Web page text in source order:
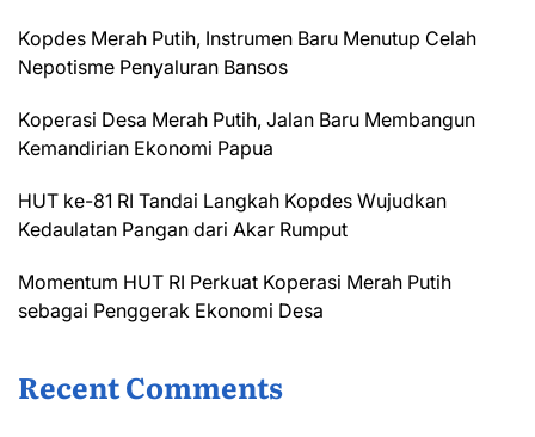
Kopdes Merah Putih, Instrumen Baru Menutup Celah
Nepotisme Penyaluran Bansos
Koperasi Desa Merah Putih, Jalan Baru Membangun
Kemandirian Ekonomi Papua
HUT ke-81 RI Tandai Langkah Kopdes Wujudkan
Kedaulatan Pangan dari Akar Rumput
Momentum HUT RI Perkuat Koperasi Merah Putih
sebagai Penggerak Ekonomi Desa
Recent Comments